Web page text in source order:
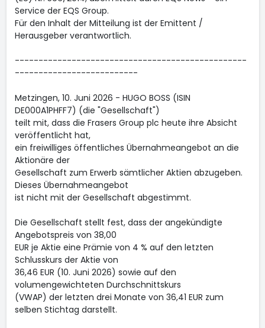
Service der EQS Group.
Für den Inhalt der Mitteilung ist der Emittent /
Herausgeber verantwortlich.
-------------------------------------------------
--------------------------
Metzingen, 10. Juni 2026 - HUGO BOSS (ISIN
DE000A1PHFF7) (die "Gesellschaft")
teilt mit, dass die Frasers Group plc heute ihre Absicht
veröffentlicht hat,
ein freiwilliges öffentliches Übernahmeangebot an die
Aktionäre der
Gesellschaft zum Erwerb sämtlicher Aktien abzugeben.
Dieses Übernahmeangebot
ist nicht mit der Gesellschaft abgestimmt.
Die Gesellschaft stellt fest, dass der angekündigte
Angebotspreis von 38,00
EUR je Aktie eine Prämie von 4 % auf den letzten
Schlusskurs der Aktie von
36,46 EUR (10. Juni 2026) sowie auf den
volumengewichteten Durchschnittskurs
(VWAP) der letzten drei Monate von 36,41 EUR zum
selben Stichtag darstellt.